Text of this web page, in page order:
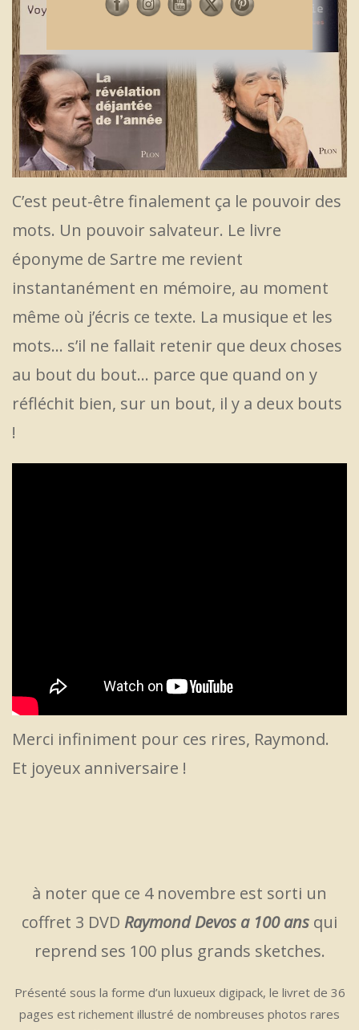
C’est peut-être finalement ça le pouvoir des
mots. Un pouvoir salvateur. Le livre
éponyme de Sartre me revient
instantanément en mémoire, au moment
même où j’écris ce texte. La musique et les
mots… s’il ne fallait retenir que deux choses
au bout du bout… parce que quand on y
réfléchit bien, sur un bout, il y a deux bouts
!
Merci infiniment pour ces rires, Raymond.
Et joyeux anniversaire !
à noter que ce 4 novembre est sorti un
coffret 3 DVD Raymond Devos a 100 ans qui
reprend ses 100 plus grands sketches.
Présenté sous la forme d’un luxueux digipack, le livret de 36
pages est richement illustré de nombreuses photos rares